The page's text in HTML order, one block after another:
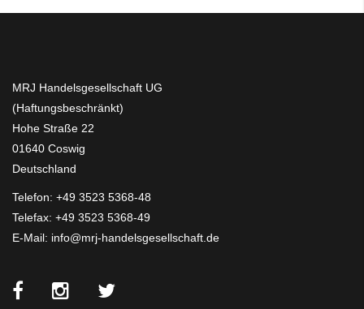
MRJ Handelsgesellschaft UG
(Haftungsbeschränkt)
Hohe Straße 22
01640 Coswig
Deutschland
Telefon: +49 3523 5368-48
Telefax: +49 3523 5368-49
E-Mail: info@mrj-handelsgesellschaft.de